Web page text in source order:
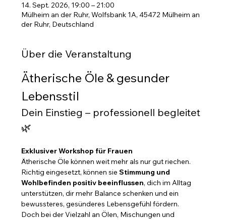
14. Sept. 2026, 19:00 – 21:00
Mülheim an der Ruhr, Wolfsbank 1A, 45472 Mülheim an
der Ruhr, Deutschland
Über die Veranstaltung
Ätherische Öle & gesunder
Lebensstil
Dein Einstieg – professionell begleitet
🌿
Exklusiver Workshop für Frauen
Ätherische Öle können weit mehr als nur gut riechen.
Richtig eingesetzt, können sie Stimmung und
Wohlbefinden positiv beeinflussen, dich im Alltag
unterstützen, dir mehr Balance schenken und ein
bewussteres, gesünderes Lebensgefühl fördern.
Doch bei der Vielzahl an Ölen, Mischungen und